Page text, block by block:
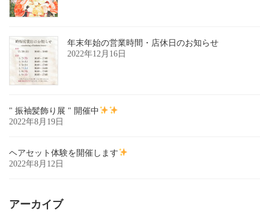
年末年始の営業時間・店休日のお知らせ
2022年12月16日
" 振袖髪飾り展 " 開催中
2022年8月19日
ヘアセット体験を開催します
2022年8月12日
アーカイブ